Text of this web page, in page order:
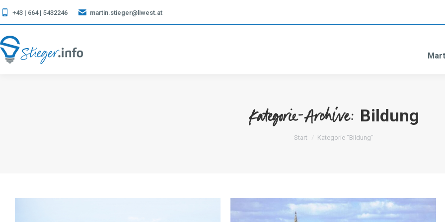
+43 | 664 | 5432246 martin.stieger@liwest.at
Kategorie-Archive: Bildung
Sie befinden sich hier:
Start Kategorie "Bildung"